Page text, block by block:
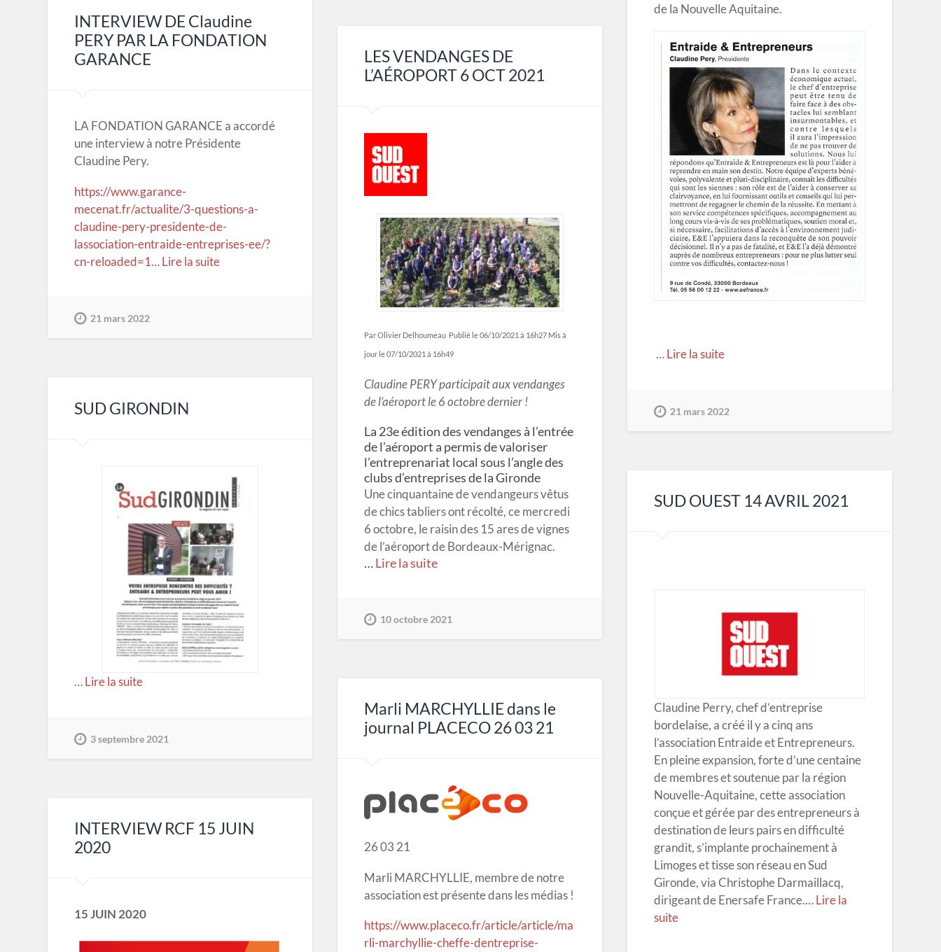
de la Nouvelle Aquitaine.
…Lire la suite
21 mars 2022
INTERVIEW DE Claudine
PERY PAR LA FONDATION
GARANCE
LA FONDATION GARANCE a accordé
une interview à notre Présidente
Claudine Pery.
https://www.garance-
mecenat.fr/actualite/3-questions-a-
claudine-pery-presidente-de-
lassociation-entraide-entreprises-ee/?
cn-reloaded=1…Lire la suite
21 mars 2022
LES VENDANGES DE
L’AÉROPORT 6 OCT 2021
Par Olivier Delhoumeau Publié le 06/10/2021 à 16h27 Mis à
jour le 07/10/2021 à 16h49
Claudine PERY participait aux vendanges
de l’aéroport le 6 octobre dernier !
La 23e édition des vendanges à l’entrée
de l’aéroport a permis de valoriser
l’entreprenariat local sous l’angle des
clubs d’entreprises de la Gironde
Une cinquantaine de vendangeurs vêtus
de chics tabliers ont récolté, ce mercredi
6 octobre, le raisin des 15 ares de vignes
de l’aéroport de Bordeaux-Mérignac.
…Lire la suite
10 octobre 2021
SUD GIRONDIN
…Lire la suite
3 septembre 2021
SUD OUEST 14 AVRIL 2021
Claudine Perry, chef d’entreprise
bordelaise, a créé il y a cinq ans
l’association Entraide et Entrepreneurs.
En pleine expansion, forte d’une centaine
de membres et soutenue par la région
Nouvelle-Aquitaine, cette association
conçue et gérée par des entrepreneurs à
destination de leurs pairs en difficulté
grandit, s’implante prochainement à
Limoges et tisse son réseau en Sud
Gironde, via Christophe Darmaillacq,
dirigeant de Enersafe France.…Lire la
suite
Marli MARCHYLLIE dans le
journal PLACECO 26 03 21
26 03 21
Marli MARCHYLLIE, membre de notre
association est présente dans les médias !
https://www.placeco.fr/article/article/ma
rli-marchyllie-cheffe-dentreprise-
INTERVIEW RCF 15 JUIN
2020
15 JUIN 2020